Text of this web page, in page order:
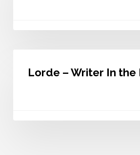
WriterLorde – Writer In the